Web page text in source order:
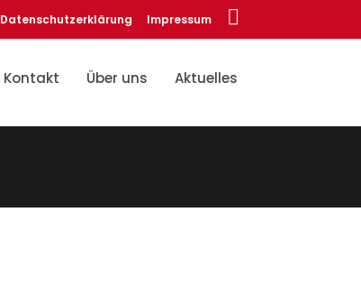
Datenschutzerklärung Impressum
Kontakt Über uns Aktuelles